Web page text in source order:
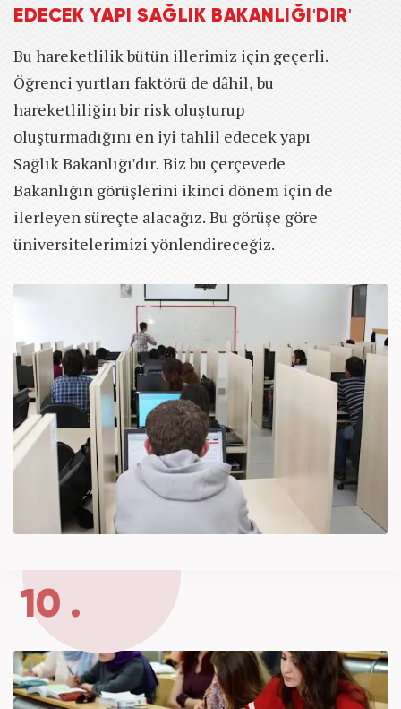
EDECEK YAPI SAĞLIK BAKANLIĞI'DIR'
Bu hareketlilik bütün illerimiz için geçerli.
Öğrenci yurtları faktörü de dâhil, bu
hareketliliğin bir risk oluşturup
oluşturmadığını en iyi tahlil edecek yapı
Sağlık Bakanlığı'dır. Biz bu çerçevede
Bakanlığın görüşlerini ikinci dönem için de
ilerleyen süreçte alacağız. Bu görüşe göre
üniversitelerimizi yönlendireceğiz.
10 .